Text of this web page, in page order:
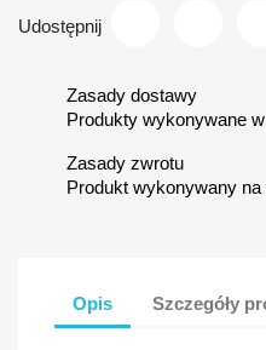
Udostępnij
Zasady dostawy
Produkty wykonywane
Zasady zwrotu
Produkt wykonywany na
Opis Szczegóły